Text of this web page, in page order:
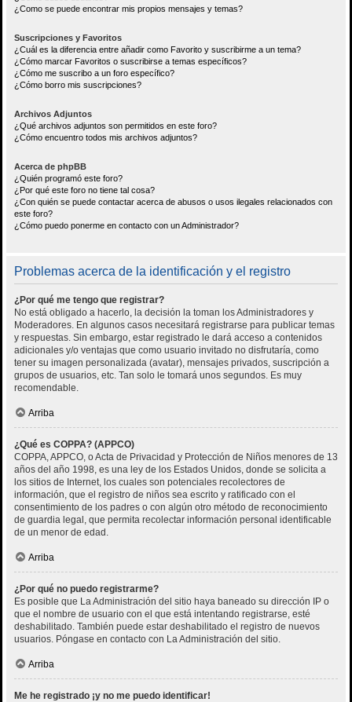
¿Como se puede encontrar mis propios mensajes y temas?
Suscripciones y Favoritos
¿Cuál es la diferencia entre añadir como Favorito y suscribirme a un tema?
¿Cómo marcar Favoritos o suscribirse a temas específicos?
¿Cómo me suscribo a un foro específico?
¿Cómo borro mis suscripciones?
Archivos Adjuntos
¿Qué archivos adjuntos son permitidos en este foro?
¿Cómo encuentro todos mis archivos adjuntos?
Acerca de phpBB
¿Quién programó este foro?
¿Por qué este foro no tiene tal cosa?
¿Con quién se puede contactar acerca de abusos o usos ilegales relacionados con
este foro?
¿Cómo puedo ponerme en contacto con un Administrador?
Problemas acerca de la identificación y el registro
¿Por qué me tengo que registrar?
No está obligado a hacerlo, la decisión la toman los Administradores y
Moderadores. En algunos casos necesitará registrarse para publicar temas
y respuestas. Sin embargo, estar registrado le dará acceso a contenidos
adicionales y/o ventajas que como usuario invitado no disfrutaría, como
tener su imagen personalizada (avatar), mensajes privados, suscripción a
grupos de usuarios, etc. Tan solo le tomará unos segundos. Es muy
recomendable.
Arriba
¿Qué es COPPA? (APPCO)
COPPA, APPCO, o Acta de Privacidad y Protección de Niños menores de 13
años del año 1998, es una ley de los Estados Unidos, donde se solicita a
los sitios de Internet, los cuales son potenciales recolectores de
información, que el registro de niños sea escrito y ratificado con el
consentimiento de los padres o con algún otro método de reconocimiento
de guardia legal, que permita recolectar información personal identificable
de un menor de edad.
Arriba
¿Por qué no puedo registrarme?
Es posible que La Administración del sitio haya baneado su dirección IP o
que el nombre de usuario con el que está intentando registrarse, esté
deshabilitado. También puede estar deshabilitado el registro de nuevos
usuarios. Póngase en contacto con La Administración del sitio.
Arriba
Me he registrado ¡y no me puedo identificar!